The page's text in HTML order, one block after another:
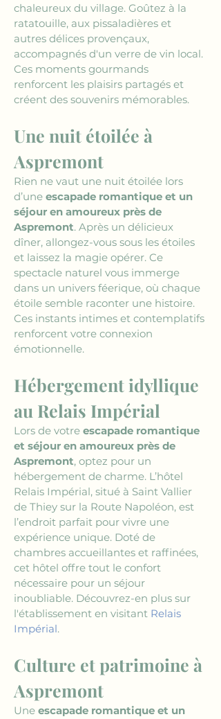
chaleureux du village. Goûtez à la
ratatouille, aux pissaladières et
autres délices provençaux,
accompagnés d'un verre de vin local.
Ces moments gourmands
renforcent les plaisirs partagés et
créent des souvenirs mémorables.
Une nuit étoilée à
Aspremont
Rien ne vaut une nuit étoilée lors
d’une escapade romantique et un
séjour en amoureux près de
Aspremont. Après un délicieux
dîner, allongez-vous sous les étoiles
et laissez la magie opérer. Ce
spectacle naturel vous immerge
dans un univers féerique, où chaque
étoile semble raconter une histoire.
Ces instants intimes et contemplatifs
renforcent votre connexion
émotionnelle.
Hébergement idyllique
au Relais Impérial
Lors de votre escapade romantique
et séjour en amoureux près de
Aspremont, optez pour un
hébergement de charme. L’hôtel
Relais Impérial, situé à Saint Vallier
de Thiey sur la Route Napoléon, est
l’endroit parfait pour vivre une
expérience unique. Doté de
chambres accueillantes et raffinées,
cet hôtel offre tout le confort
nécessaire pour un séjour
inoubliable. Découvrez-en plus sur
l'établissement en visitant Relais
Impérial.
Culture et patrimoine à
Aspremont
Une escapade romantique et un